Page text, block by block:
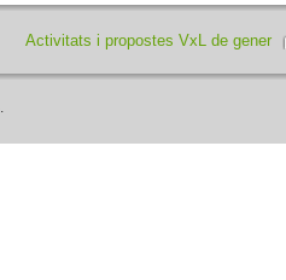
Activitats i propostes VxL de gener
.